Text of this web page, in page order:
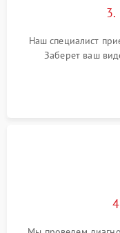
3.
Наш специалист
Заберет ваш